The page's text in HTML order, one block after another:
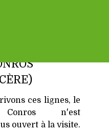
ces lignes, le
n'est
ouvert à la visite.